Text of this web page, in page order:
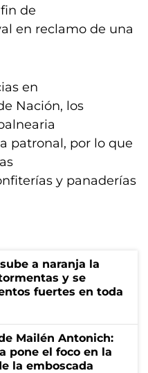
de
en reclamo de una
en
Nación, los
patronal, por lo que
y panaderías
a naranja la
y se
fuertes en toda
Mailén Antonich:
pone el foco en la
la emboscada